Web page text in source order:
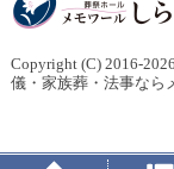
Copyright (C) 2016-2026
儀・家族葬・法事なら
Home